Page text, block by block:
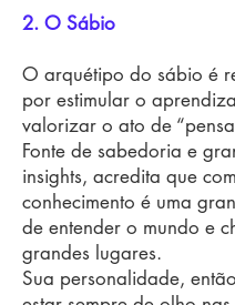
2. O Sábio
O arquétipo do sábio é
por estimular o
valorizar o ato de
Fonte de sabedoria e
insights, acredita que
conhecimento é uma
de entender o mundo e
grandes lugares.
Sua personalidade,